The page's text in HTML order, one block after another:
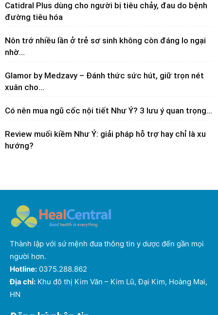
Catidral Plus dùng cho người bị tiêu chảy, đau do bệnh
đường tiêu hóa
Nôn trớ nhiều lần ở trẻ sơ sinh không còn đáng lo ngại
nhờ...
Glamor by Medzavy – Đánh thức sức hút, giữ trọn nét
xuân cho...
Có nên mua ngũ cốc nội tiết Như Ý? 3 lưu ý quan trọng...
Review muối kiềm Như Ý: giải pháp hỗ trợ hay chỉ là xu
hướng?
Thành lập với sứ mệnh đưa thông tin y dược đến gần mọi
người hơn.
Hotline: 0375.288.862
Địa chỉ: Khu đô thị Kim Văn – Kim Lũ, Đại Kim, Hoàng Mai,
HN